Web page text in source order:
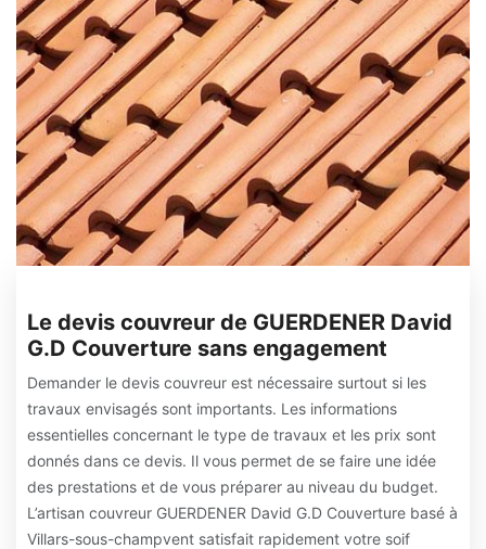
Le devis couvreur de GUERDENER David
G.D Couverture sans engagement
Demander le devis couvreur est nécessaire surtout si les
travaux envisagés sont importants. Les informations
essentielles concernant le type de travaux et les prix sont
donnés dans ce devis. Il vous permet de se faire une idée
des prestations et de vous préparer au niveau du budget.
L’artisan couvreur GUERDENER David G.D Couverture basé à
Villars-sous-champvent satisfait rapidement votre soif